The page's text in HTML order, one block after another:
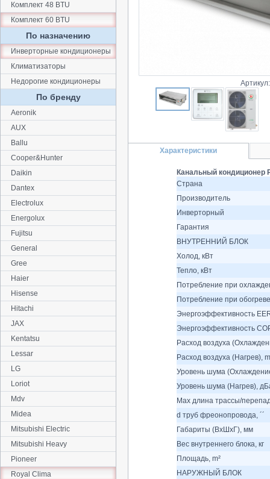
Характеристики
Канальный кондиционер
Страна
Производитель
Инверторный
Гарантия
ВНУТРЕННИЙ БЛОК
Холод, кВт
Тепло, кВт
Потребление при
Потребление при
Энергоэффективность
Энергоэффективность
Расход воздуха
Расход воздуха (Нагрев),
Уровень шума
Уровень шума (Нагрев),
Max длина трассы/
d труб фреонопровода, ´´
Габариты (ВхШхГ), мм
Вес внутреннего блока, кг
Площадь, m²
НАРУЖНЫЙ БЛОК
Комплект 48 BTU
Комплект 60 BTU
По назначению
Инверторные кондиционеры
Климатизаторы
Недорогие кондиционеры
По бренду
Aeronik
AUX
Ballu
Cooper&Hunter
Daikin
Dantex
Electrolux
Energolux
Fujitsu
General
Gree
Haier
Hisense
Hitachi
JAX
Kentatsu
Lessar
LG
Loriot
Mdv
Midea
Mitsubishi Electric
Mitsubishi Heavy
Pioneer
Royal Clima